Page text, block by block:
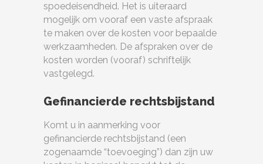
spoedeisendheid. Het is uiteraard
mogelijk om vooraf een vaste afspraak
te maken over de kosten voor bepaalde
werkzaamheden. De afspraken over de
kosten worden (vooraf) schriftelijk
vastgelegd.
Gefinancierde rechtsbijstand
Komt u in aanmerking voor
gefinancierde rechtsbijstand (een
zogenaamde “toevoeging”) dan zijn uw